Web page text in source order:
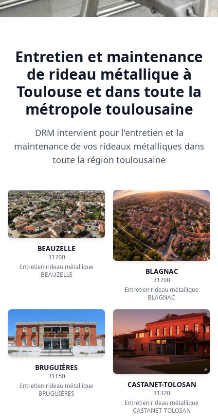
Entretien et maintenance
de rideau métallique à
Toulouse et dans toute la
métropole toulousaine
DRM intervient pour l'entretien et la
maintenance de vos rideaux métalliques dans
toute la région toulousaine
CASTELGINEST
31780
Entretien rideau métallique
CASTELGINEST
COLOMIERS
31770
Entretien rideau métallique
COLOMIERS
CORNEBARRIEU
31700
Entretien rideau métallique
CORNEBARRIEU
CUGNAUX
31270
Entretien rideau métallique
CUGNAUX
Ils ont choisi DRM pour
l'Entretien de leur rideau